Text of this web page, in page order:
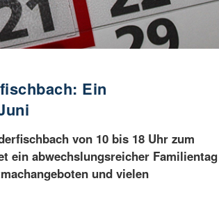
Ein
von 10 bis 18 Uhr zum
ein abwechslungsreicher Familientag
und vielen